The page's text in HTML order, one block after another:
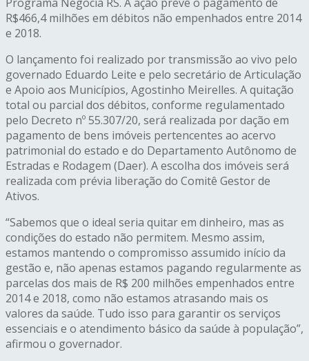
R$466,4 milhões em débitos não empenhados entre 2014
e 2018.
O lançamento foi realizado por transmissão ao vivo pelo
governado Eduardo Leite e pelo secretário de Articulação
e Apoio aos Municípios, Agostinho Meirelles. A quitação
total ou parcial dos débitos, conforme regulamentado
pelo Decreto nº 55.307/20, será realizada por dação em
pagamento de bens imóveis pertencentes ao acervo
patrimonial do estado e do Departamento Autônomo de
Estradas e Rodagem (Daer). A escolha dos imóveis será
realizada com prévia liberação do Comitê Gestor de
Ativos.
“Sabemos que o ideal seria quitar em dinheiro, mas as
condições do estado não permitem. Mesmo assim,
estamos mantendo o compromisso assumido início da
gestão e, não apenas estamos pagando regularmente as
parcelas dos mais de R$ 200 milhões empenhados entre
2014 e 2018, como não estamos atrasando mais os
valores da saúde. Tudo isso para garantir os serviços
essenciais e o atendimento básico da saúde à população”,
afirmou o governador.